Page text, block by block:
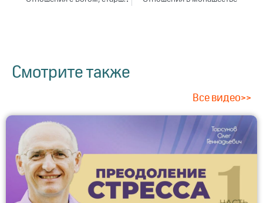
Смотрите также
Все видео>>